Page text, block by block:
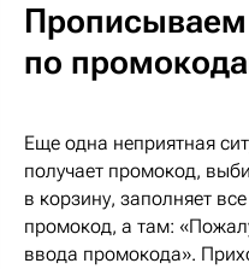
Прописываем
по
Еще одна неприятная
получает промокод,
в корзину, заполняет
промокод, а там:
ввода промокода».